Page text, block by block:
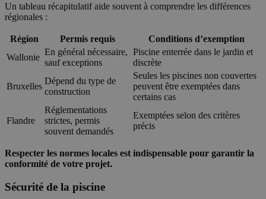
Un tableau récapitulatif aide souvent à comprendre les différences
régionales :
Région Permis requis
Conditions d’exemption
Wallonie
En général nécessaire,
sauf exceptions
Piscine enterrée dans le jardin et
discrète
Bruxelles
Dépend du type de
construction
Seules les piscines non couvertes
peuvent être exemptées dans
certains cas
Flandre
Réglementations
strictes, permis
souvent demandés
Exemptées selon des critères
précis
Respecter les normes locales est indispensable pour garantir la
conformité de votre projet.
Sécurité de la piscine